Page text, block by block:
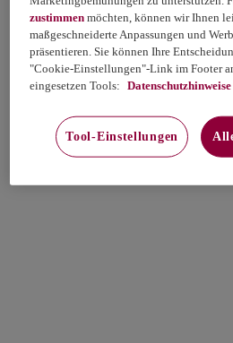
zustimmen möchten, können wir Ihnen
maßgeschneiderte Anpassungen und
präsentieren. Sie können Ihre
"Cookie-Einstellungen"-Link im Footer
eingesetzen Tools: Datenschutzhinweise
Tool-Einstellungen